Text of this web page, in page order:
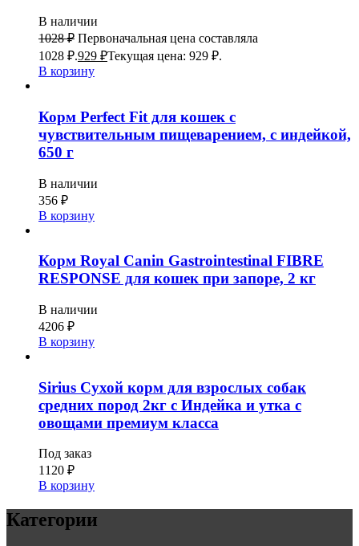
В наличии
1028₽ Первоначальная цена составляла
1028 ₽.929 ₽Текущая цена: 929 ₽.
В корзину
Корм Perfect Fit для кошек с
чувствительным пищеварением, с индейкой,
650 г
В наличии
356 ₽
В корзину
Корм Royal Canin Gastrointestinal FIBRE
RESPONSE для кошек при запоре, 2 кг
В наличии
4206 ₽
В корзину
Sirius Сухой корм для взрослых собак
средних пород 2кг с Индейка и утка с
овощами премиум класса
Под заказ
1120 ₽
В корзину
Категории